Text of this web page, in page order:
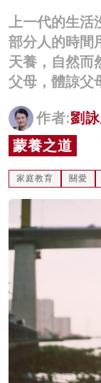
商業
科技
名家榜
灼見活動
關於我們
上一代的生活
部分人的時間
天養，自然而
父母，體諒父
作者:劉
蒙養之道
家庭教育 關愛